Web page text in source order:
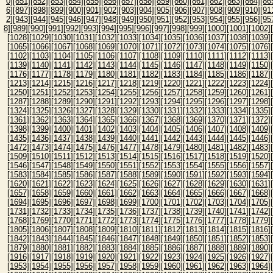
6] [897] [898] [899] [900] [901] [902] [903] [904] [905] [906] [907] [908] [909] [910]
2] [943] [944] [945] [946] [947] [948] [949] [950] [951] [952] [953] [954] [955] [956]
8] [989] [990] [991] [992] [993] [994] [995] [996] [997] [998] [999] [1000] [1001] [1002]
[1028] [1029] [1030] [1031] [1032] [1033] [1034] [1035] [1036] [1037] [1038] [1039]
[1065] [1066] [1067] [1068] [1069] [1070] [1071] [1072] [1073] [1074] [1075] [1076]
[1102] [1103] [1104] [1105] [1106] [1107] [1108] [1109] [1110] [1111] [1112] [1113]
[1139] [1140] [1141] [1142] [1143] [1144] [1145] [1146] [1147] [1148] [1149] [1150]
[1176] [1177] [1178] [1179] [1180] [1181] [1182] [1183] [1184] [1185] [1186] [1187]
[1213] [1214] [1215] [1216] [1217] [1218] [1219] [1220] [1221] [1222] [1223] [1224]
[1250] [1251] [1252] [1253] [1254] [1255] [1256] [1257] [1258] [1259] [1260] [1261]
[1287] [1288] [1289] [1290] [1291] [1292] [1293] [1294] [1295] [1296] [1297] [1298]
[1324] [1325] [1326] [1327] [1328] [1329] [1330] [1331] [1332] [1333] [1334] [1335]
[1361] [1362] [1363] [1364] [1365] [1366] [1367] [1368] [1369] [1370] [1371] [1372]
[1398] [1399] [1400] [1401] [1402] [1403] [1404] [1405] [1406] [1407] [1408] [1409]
[1435] [1436] [1437] [1438] [1439] [1440] [1441] [1442] [1443] [1444] [1445] [1446]
[1472] [1473] [1474] [1475] [1476] [1477] [1478] [1479] [1480] [1481] [1482] [1483]
[1509] [1510] [1511] [1512] [1513] [1514] [1515] [1516] [1517] [1518] [1519] [1520]
[1546] [1547] [1548] [1549] [1550] [1551] [1552] [1553] [1554] [1555] [1556] [1557]
[1583] [1584] [1585] [1586] [1587] [1588] [1589] [1590] [1591] [1592] [1593] [1594]
[1620] [1621] [1622] [1623] [1624] [1625] [1626] [1627] [1628] [1629] [1630] [1631]
[1657] [1658] [1659] [1660] [1661] [1662] [1663] [1664] [1665] [1666] [1667] [1668]
[1694] [1695] [1696] [1697] [1698] [1699] [1700] [1701] [1702] [1703] [1704] [1705]
[1731] [1732] [1733] [1734] [1735] [1736] [1737] [1738] [1739] [1740] [1741] [1742]
[1768] [1769] [1770] [1771] [1772] [1773] [1774] [1775] [1776] [1777] [1778] [1779]
[1805] [1806] [1807] [1808] [1809] [1810] [1811] [1812] [1813] [1814] [1815] [1816]
[1842] [1843] [1844] [1845] [1846] [1847] [1848] [1849] [1850] [1851] [1852] [1853]
[1879] [1880] [1881] [1882] [1883] [1884] [1885] [1886] [1887] [1888] [1889] [1890]
[1916] [1917] [1918] [1919] [1920] [1921] [1922] [1923] [1924] [1925] [1926] [1927]
[1953] [1954] [1955] [1956] [1957] [1958] [1959] [1960] [1961] [1962] [1963] [1964]